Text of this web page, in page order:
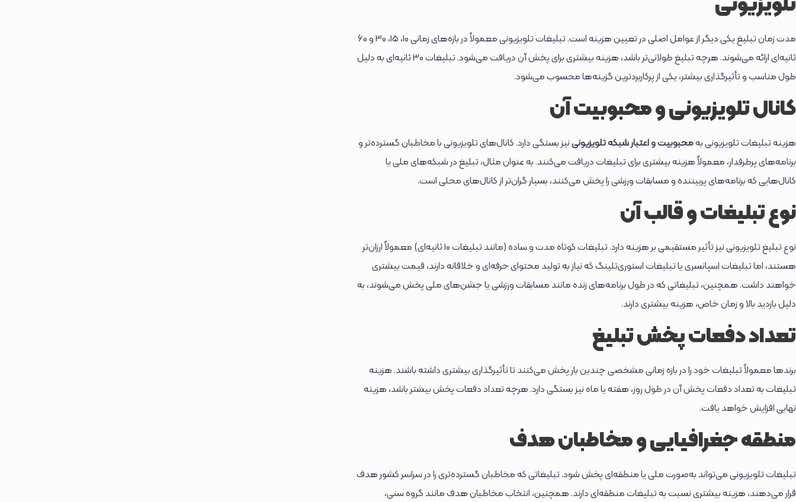
مدت زمان تبلیغ یکی دیگر از عوامل اصلی در تعیین هزینه است. تبلیغات تلویزیونی معمولاً در بازه‌های زمانی 10، 15، 30 و 60
ثانیه‌ای ارائه می‌شوند. هرچه تبلیغ طولانی‌تر باشد، هزینه بیشتری برای پخش آن دریافت می‌شود. تبلیغات 30 ثانیه‌ای به دلیل
طول مناسب و تأثیرگذاری بیشتر، یکی از پرکاربردترین گزینه‌ها محسوب می‌شود.
کانال تلویزیونی و محبوبیت آن
هزینه تبلیغات تلویزیونی بهمحبوبیت و اعتبار شبکه تلویزیونینیز بستگی دارد. کانال‌های تلویزیونی با مخاطبان گسترده‌تر و
برنامه‌های پرطرفدار، معمولاً هزینه بیشتری برای تبلیغات دریافت می‌کنند. به عنوان مثال، تبلیغ در شبکه‌های ملی یا
کانال‌هایی که برنامه‌های پربیننده و مسابقات ورزشی را پخش می‌کنند، بسیار گران‌تر از کانال‌های محلی است.
نوع تبلیغات و قالب آن
نوع تبلیغ تلویزیونی نیز تأثیر مستقیمی بر هزینه دارد. تبلیغات کوتاه مدت و ساده (مانند تبلیغات 10 ثانیه‌ای) معمولاً ارزان‌تر
هستند، اما تبلیغات اسپانسری یا تبلیغات استوری‌تلینگ که نیاز به تولید محتوای حرفه‌ای و خلاقانه دارند، قیمت بیشتری
خواهند داشت. همچنین، تبلیغاتی که در طول برنامه‌های زنده مانند مسابقات ورزشی یا جشن‌های ملی پخش می‌شوند، به
دلیل بازدید بالا و زمان خاص، هزینه بیشتری دارند.
تعداد دفعات پخش تبلیغ
برندها معمولاً تبلیغات خود را در بازه زمانی مشخصی چندین بار پخش می‌کنند تا تأثیرگذاری بیشتری داشته باشند. هزینه
تبلیغات به تعداد دفعات پخش آن در طول روز، هفته یا ماه نیز بستگی دارد. هرچه تعداد دفعات پخش بیشتر باشد، هزینه
نهایی افزایش خواهد یافت.
منطقه جغرافیایی و مخاطبان هدف
تبلیغات تلویزیونی می‌تواند به‌صورت ملی یا منطقه‌ای پخش شود. تبلیغاتی که مخاطبان گسترده‌تری را در سراسر کشور هدف
قرار می‌دهند، هزینه بیشتری نسبت به تبلیغات منطقه‌ای دارند. همچنین، انتخاب مخاطبان هدف مانند گروه سنی،